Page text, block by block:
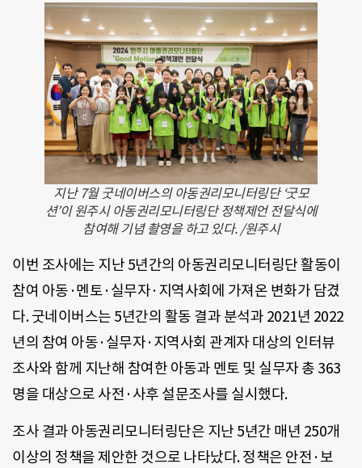
지난 7월 굿네이버스의 아동권리모니터링단 ‘굿모
션’이 원주시 아동권리모니터링단 정책제언 전달식에
참여해 기념 촬영을 하고 있다. /원주시
이번 조사에는 지난 5년간의 아동권리모니터링단 활동이
참여 아동·멘토·실무자·지역사회에 가져온 변화가 담겼
다. 굿네이버스는 5년간의 활동 결과 분석과 2021년 2022
년의 참여 아동·실무자·지역사회 관계자 대상의 인터뷰
조사와 함께 지난해 참여한 아동과 멘토 및 실무자 총 363
명을 대상으로 사전·사후 설문조사를 실시했다.
조사 결과 아동권리모니터링단은 지난 5년간 매년 250개
이상의 정책을 제안한 것으로 나타났다. 정책은 안전·보